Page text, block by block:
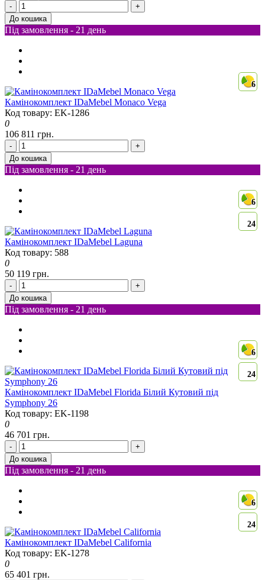
-
+
До кошика
Під замовлення - 21 день
6
Камінокомплект IDaMebel Monaco Vega
Код товару: EK-1286
0
106 811 грн.
-
+
До кошика
Під замовлення - 21 день
6
24
Камінокомплект IDaMebel Laguna
Код товару: 588
0
50 119 грн.
-
+
До кошика
Під замовлення - 21 день
6
24
Камінокомплект IDaMebel Florida Білий Кутовий під
Symphony 26
Код товару: EK-1198
0
46 701 грн.
-
+
До кошика
Під замовлення - 21 день
6
24
Камінокомплект IDaMebel California
Код товару: EK-1278
0
65 401 грн.